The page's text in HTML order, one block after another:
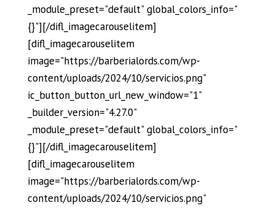
_module_preset="default" global_colors_info="
{}"][/difl_imagecarouselitem]
[difl_imagecarouselitem
image="https://barberialords.com/wp-
content/uploads/2024/10/servicios.png"
ic_button_button_url_new_window="1"
_builder_version="4.27.0"
_module_preset="default" global_colors_info="
{}"][/difl_imagecarouselitem]
[difl_imagecarouselitem
image="https://barberialords.com/wp-
content/uploads/2024/10/servicios.png"